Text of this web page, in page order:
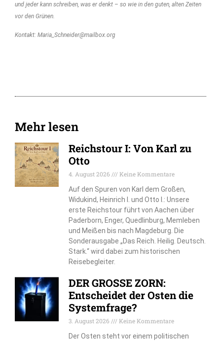
und jeder kann schreiben, was er denkt – so wie in den guten, alten Zeiten
vor den Grünen.
Kontakt: Maria_Schneider@mailbox.org
Mehr lesen
Reichstour I: Von Karl zu
Otto
4. August 2026
Keine Kommentare
Auf den Spuren von Karl dem Großen,
Widukind, Heinrich I. und Otto I.: Unsere
erste Reichstour führt von Aachen über
Paderborn, Enger, Quedlinburg, Memleben
und Meißen bis nach Magdeburg. Die
Sonderausgabe „Das Reich. Heilig. Deutsch.
Stark.“ wird dabei zum historischen
Reisebegleiter.
DER GROSSE ZORN:
Entscheidet der Osten die
Systemfrage?
3. August 2026
Keine Kommentare
Der Osten steht vor einem politischen